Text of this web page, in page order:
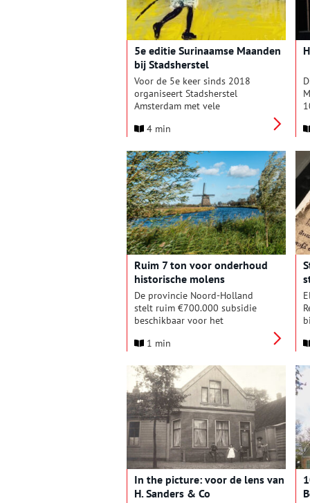
5e editie Surinaamse Maanden
bij Stadsherstel
Voor de 5e keer sinds 2018
organiseert Stadsherstel
Amsterdam met vele
curator Myra Winter, de
benefiet voor behoud van
Surinaams erfgoed. Er is dit jaar
weer een gevarieerd programma
samengesteld met o.a. een
verkoopexpositie, wandeling en
lezingen waaronder een lezing
van Cynthia McLeod.
4 min
Ruim 7 ton voor onderhoud
historische molens
De provincie Noord-Holland
stelt ruim €700.000 subsidie
beschikbaar voor het
windmolens met een
1 min
In the picture: voor de lens van
H. Sanders & Co